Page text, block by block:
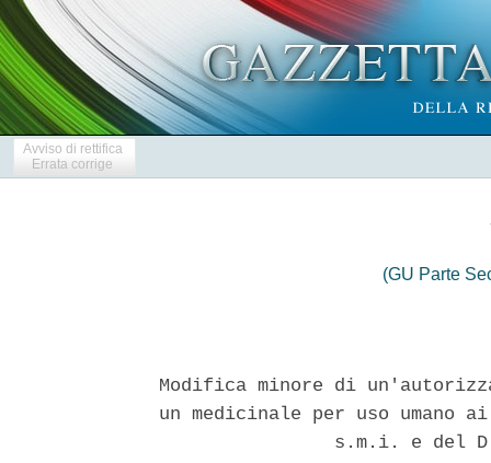
Avviso di rettifica
Errata corrige
(GU Parte
Modifica minore di
un medicinale per uso umano
s.m.i. e del